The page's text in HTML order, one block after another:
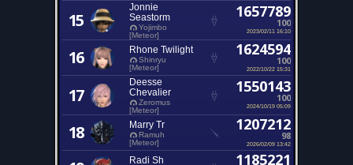
15
Jonnie
Seastorm
Yojimbo
[Meteor]
1657789
100
2023/02/11 16:10
16 Rhone Twilight
Shinryu
[Meteor]
1624594
100
2022/10/22 15:31
17
Deesse
Chevalier
Zeromus
[Meteor]
1550143
100
2024/10/19 05:09
18 Marry Tr
Ramuh
[Meteor]
1207212
98
2026/02/09 13:42
Radi Sh 1185221